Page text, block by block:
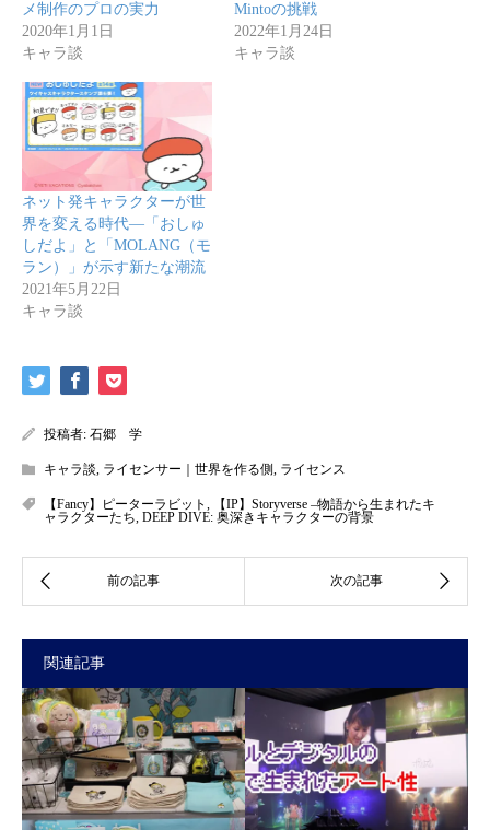
メ制作のプロの実力
2020年1月1日
キャラ談
Mintoの挑戦
2022年1月24日
キャラ談
ネット発キャラクターが世
界を変える時代―「おしゅ
しだよ」と「MOLANG（モ
ラン）」が示す新たな潮流
2021年5月22日
キャラ談
投稿者: 石郷 学
キャラ談 ライセンサー｜世界を作る側 ライセンス
【Fancy】ピーターラビット
【IP】Storyverse –物語から生まれたキ
ャラクターたち DEEP DIVE: 奥深きキャラクターの背景
関連記事